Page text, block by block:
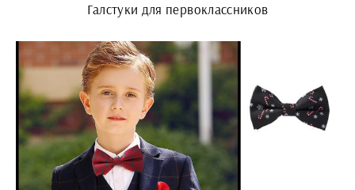
Галстуки для первоклассников